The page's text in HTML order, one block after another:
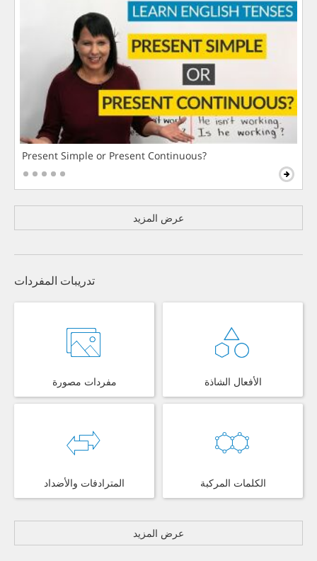
Present Simple or Present Continuous?
عرض المزيد
تدريبات المفردات
مفردات مصورة الأفعال الشاذة
المترادفات والأضداد الكلمات المركبة
عرض المزيد